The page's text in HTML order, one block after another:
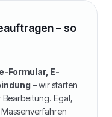
– so
Formular, E-
– wir starten
Egal,